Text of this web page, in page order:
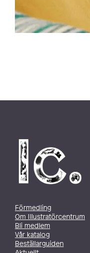
Förmedling
Om Illustratörcentrum
Bli medlem
Vår katalog
Beställarguiden